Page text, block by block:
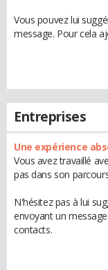
Vous pouvez lui
message. Pour cela
Entreprises
Une expérience
Vous avez travaillé
pas dans son
N'hésitez pas à lui
envoyant un
contacts.